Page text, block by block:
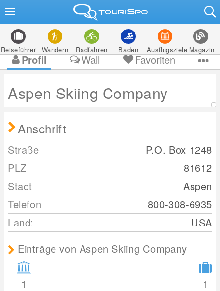
Reiseführer Wandern Radfahren Baden Ausflugsziele Magazin
Profil Wall Favoriten
Aspen Skiing Company
Anschrift
Straße
P.O. Box 1248
PLZ
81612
Stadt
Aspen
Telefon
800-308-6935
Land:
USA
Einträge von Aspen Skiing Company
1 1